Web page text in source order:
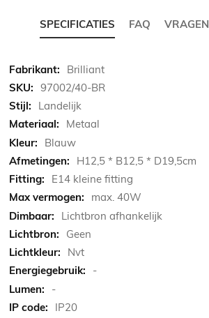
SPECIFICATIES FAQ VRAGEN
Meer
informatie
Brilliant
97002/40-BR
Landelijk
Metaal
Blauw
H12,5 * B12,5 * D19,5cm
E14 kleine fitting
max. 40W
Lichtbron afhankelijk
Geen
Nvt
-
-
IP20